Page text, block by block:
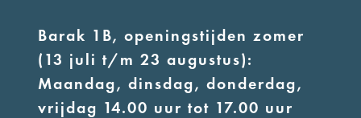
Barak 1B, openingstijden zomer
(13 juli t/m 23 augustus):
Maandag, dinsdag, donderdag,
vrijdag 14.00 uur tot 17.00 uur